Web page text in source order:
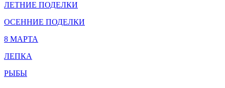
ЛЕТНИЕ ПОДЕЛКИ
ОСЕННИЕ ПОДЕЛКИ
8 МАРТА
ЛЕПКА
РЫБЫ